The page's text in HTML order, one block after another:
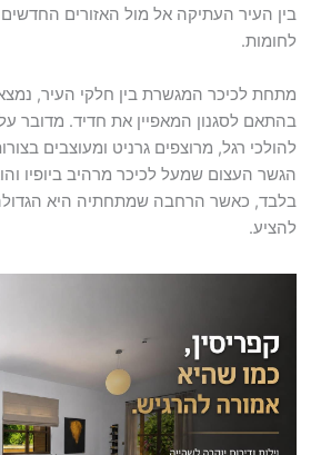
בין העיר העתיקה אל מול האזורים
לחומות.
מתחת לכיכר המגשרת בין חלקי העיר,
בהתאם לסגנון המאפיין את חדיד. מדובר
להולכי רגל, מרוצפים גרניט ומעוצבים
הגשר העצום שמעל לכיכר מרהיב ביופיו
בלבד, כאשר הרחבה שמתחתיה היא הגדולה
להציע.